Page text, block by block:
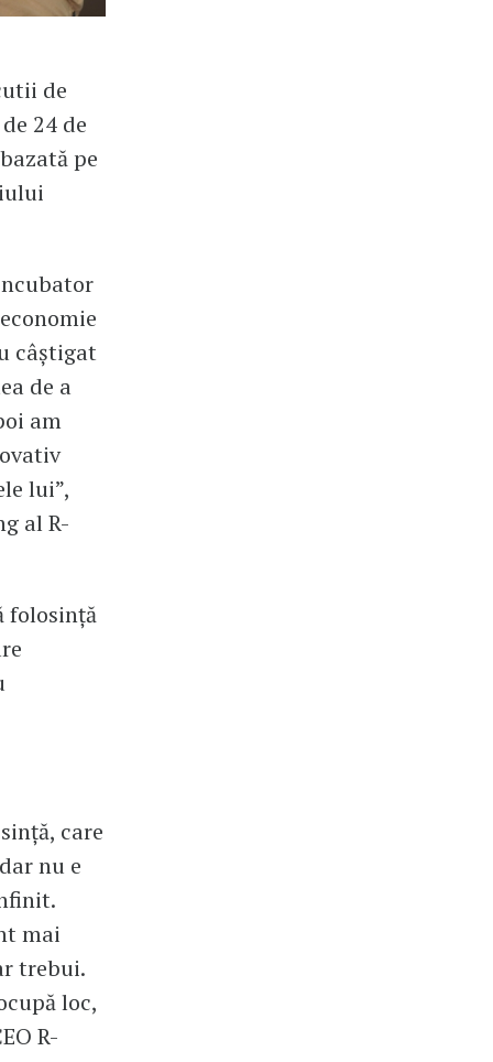
de
24 de
pe
câștigat
de a
am
lui”,
al R-
folosință
care
nu e
mai
trebui.
loc,
R-